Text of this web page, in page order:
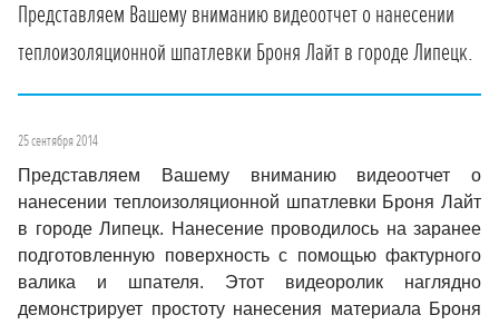
Представляем Вашему вниманию видеоотчет о нанесении
теплоизоляционной шпатлевки Броня Лайт в городе Липецк.
25 сентября 2014
Представляем Вашему вниманию видеоотчет о
нанесении теплоизоляционной шпатлевки Броня Лайт
в городе Липецк. Нанесение проводилось на заранее
подготовленную поверхность с помощью фактурного
валика и шпателя. Этот видеоролик наглядно
демонстрирует простоту нанесения материала Броня